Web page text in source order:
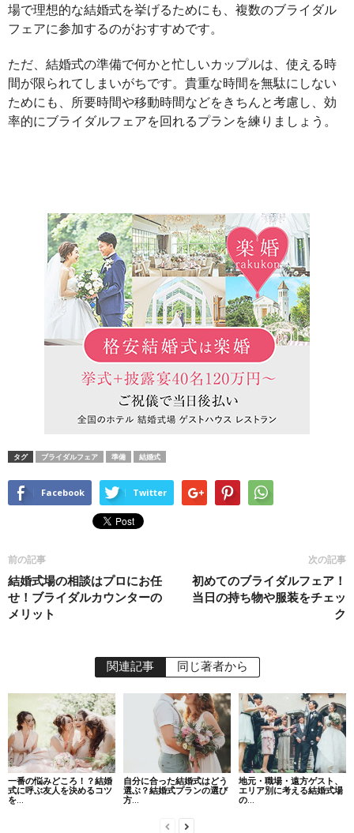
場で理想的な結婚式を挙げるためにも、複数のブライダル
フェアに参加するのがおすすめです。
ただ、結婚式の準備で何かと忙しいカップルは、使える時
間が限られてしまいがちです。貴重な時間を無駄にしない
ためにも、所要時間や移動時間などをきちんと考慮し、効
率的にブライダルフェアを回れるプランを練りましょう。
タグ ブライダルフェア 準備 結婚式
Facebook Twitter
前の記事
結婚式場の相談はプロにお任
せ！ブライダルカウンターの
メリット
次の記事
初めてのブライダルフェア！
当日の持ち物や服装をチェッ
ク
関連記事 同じ著者から
一番の悩みどころ！？結婚
式に呼ぶ友人を決めるコツ
を...
自分に合った結婚式はどう
選ぶ？結婚式プランの選び
方...
地元・職場・遠方ゲスト、
エリア別に考える結婚式場
の...